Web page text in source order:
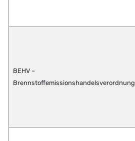
BEHV –
Brennstoffemissionshandelsverordnung